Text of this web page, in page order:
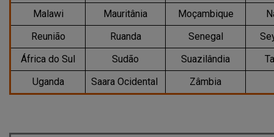
Malawi
Mauritânia Moçambique
Reunião
Ruanda Senegal
África do Sul
Sudão Suazilândia
Uganda
Saara Ocidental Zâmbia